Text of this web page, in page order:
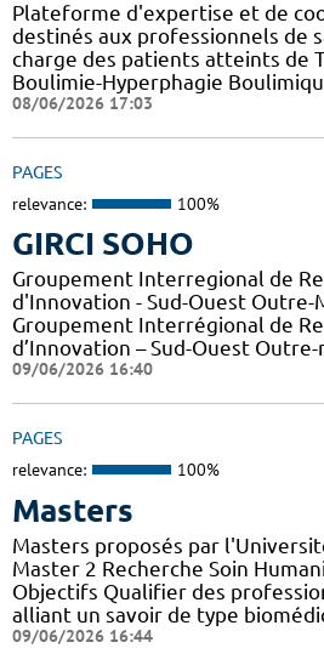
Plateforme d'expertise et de
destinés aux professionnels de
charge des patients atteints de
Boulimie-Hyperphagie
08/06/2026 17:03
PAGES
relevance: 100%
GIRCI SOHO
Groupement Interregional de
d'Innovation - Sud-Ouest Outre-
Groupement Interrégional de
d’Innovation – Sud-Ouest
09/06/2026 16:40
PAGES
relevance: 100%
Masters
Masters proposés par
Master 2 Recherche Soin
Objectifs Qualifier des
alliant un savoir de type
09/06/2026 16:44